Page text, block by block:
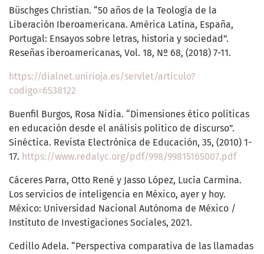
Büschges Christian. “50 años de la Teología de la
Liberación Iberoamericana. América Latina, España,
Portugal: Ensayos sobre letras, historia y sociedad”.
Reseñas iberoamericanas, Vol. 18, Nº 68, (2018) 7-11.
https://dialnet.unirioja.es/servlet/articulo?
codigo=6538122
Buenfil Burgos, Rosa Nidia. “Dimensiones ético políticas
en educación desde el análisis político de discurso”.
Sinéctica. Revista Electrónica de Educación, 35, (2010) 1-
17. https://www.redalyc.org/pdf/998/99815165007.pdf
Cáceres Parra, Otto René y Jasso López, Lucía Carmina.
Los servicios de inteligencia en México, ayer y hoy.
México: Universidad Nacional Autónoma de México /
Instituto de Investigaciones Sociales, 2021.
Cedillo Adela. “Perspectiva comparativa de las llamadas